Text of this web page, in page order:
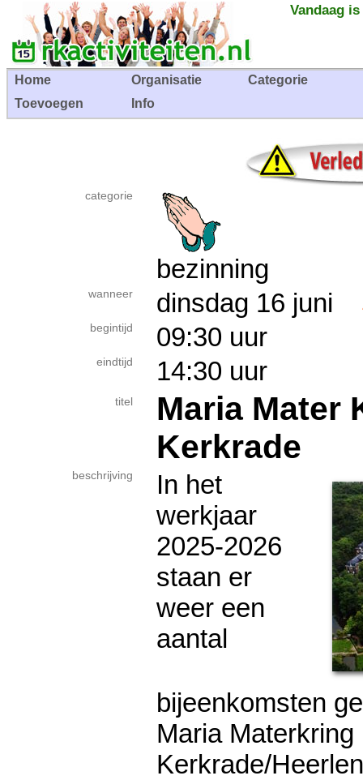
Vandaag
Home Organisatie
Categorie
Toevoegen
Info
categorie
bezinning
wanneer dinsdag 16 juni
begintijd 09:30 uur
eindtijd 14:30 uur
titel
Maria Mater
Kerkrade
beschrijving
In het
werkjaar
2025-2026
staan er
weer een
aantal
bijeenkomsten
Maria Materkring
Kerkrade/